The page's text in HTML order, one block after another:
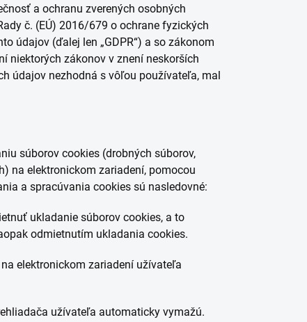
a ochranu zverených osobných
č. (EÚ) 2016/679 o ochrane fyzických
údajov (ďalej len „GDPR“) a so zákonom
niektorých zákonov v znení neskorších
údajov nezhodná s vôľou používateľa, mal
súborov cookies (drobných súborov,
na elektronickom zariadení, pomocou
a spracúvania cookies sú nasledovné:
ukladanie súborov cookies, a to
odmietnutím ukladania cookies.
elektronickom zariadení užívateľa
užívateľa automaticky vymažú.